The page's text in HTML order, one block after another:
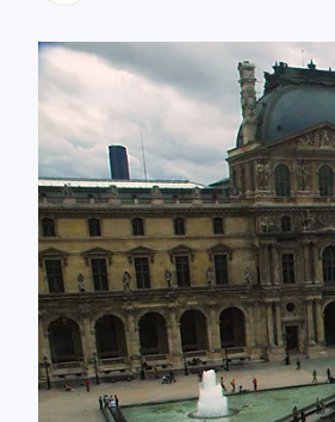
zaobserwuj nas
zaobserwuj nas
zaobserwuj nas